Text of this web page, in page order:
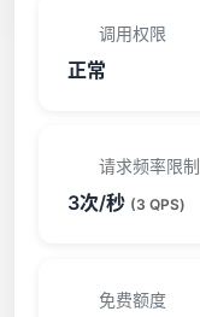
调用权限
正常
请求频率限制
3次/秒 (3 QPS)
免费额度